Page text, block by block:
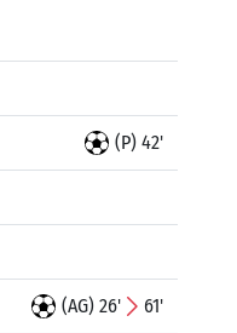
(P) 42'
(AG) 26' 61'